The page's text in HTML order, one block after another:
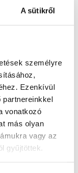
A sütikről
személyre
Ezenkívül
partnereinkkel
vonatkozó
más olyan
vagy az
gyűjtöttek.
(3) - 2990
Ft